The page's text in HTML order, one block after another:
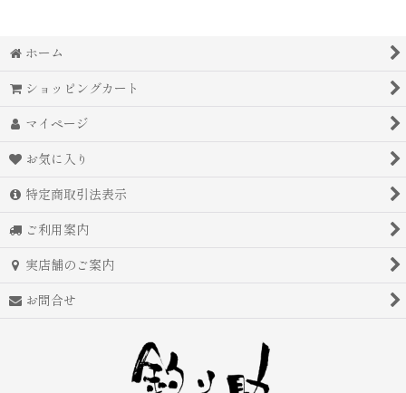
ホーム
ショッピングカート
マイページ
お気に入り
特定商取引法表示
ご利用案内
実店舗のご案内
お問合せ